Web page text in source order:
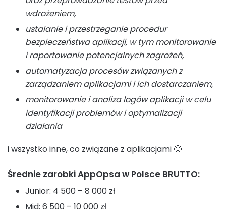
wdrożeniem,
ustalanie i przestrzeganie procedur
bezpieczeństwa aplikacji, w tym monitorowanie
i raportowanie potencjalnych zagrożeń,
automatyzacja procesów związanych z
zarządzaniem aplikacjami i ich dostarczaniem,
monitorowanie i analiza logów aplikacji w celu
identyfikacji problemów i optymalizacji
działania
i wszystko inne, co związane z aplikacjami 🙂
Średnie zarobki AppOpsa w Polsce BRUTTO:
Junior: 4 500 – 8 000 zł
Mid: 6 500 – 10 000 zł